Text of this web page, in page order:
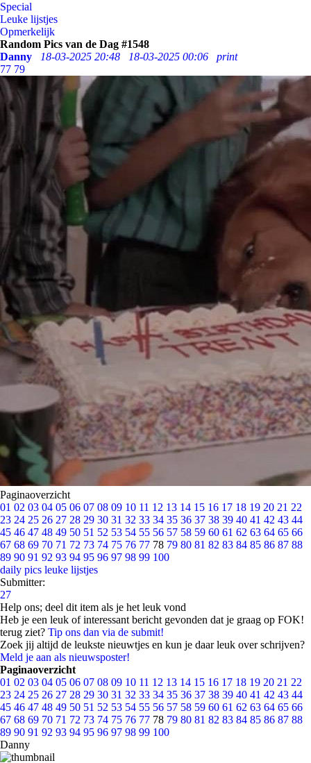
Special
Leuke lijstjes
Opmerkelijk
Random Pics van de Dag #1548
Danny
18-03-2025 20:48 18-03-2025 00:06
print
77 79
Paginaoverzicht
01 02 03 04 05 06 07 08 09 10 11 12 13 14 15 16 17 18 19 20 21 22
23 24 25 26 27 28 29 30 31 32 33 34 35 36 37 38 39 40 41 42 43 44
45 46 47 48 49 50 51 52 53 54 55 56 57 58 59 60 61 62 63 64 65 66
67 68 69 70 71 72 73 74 75 76 77 78 79 80 81 82 83 84 85 86 87 88
89 90 91 92 93 94 95 96 97 98 99 100
daily pics leuke lijstjes
Submitter:
27
Help ons; deel dit item als je het leuk vond
Heb je een leuk of interessant bericht gevonden dat je graag op FOK!
terug ziet? Tip ons dan via de submit!
Zoek jij altijd de leukste nieuwtjes en kun je daar leuk over schrijven?
Meld je aan als nieuwsposter!
Paginaoverzicht
01 02 03 04 05 06 07 08 09 10 11 12 13 14 15 16 17 18 19 20 21 22
23 24 25 26 27 28 29 30 31 32 33 34 35 36 37 38 39 40 41 42 43 44
45 46 47 48 49 50 51 52 53 54 55 56 57 58 59 60 61 62 63 64 65 66
67 68 69 70 71 72 73 74 75 76 77 78 79 80 81 82 83 84 85 86 87 88
89 90 91 92 93 94 95 96 97 98 99 100
Danny